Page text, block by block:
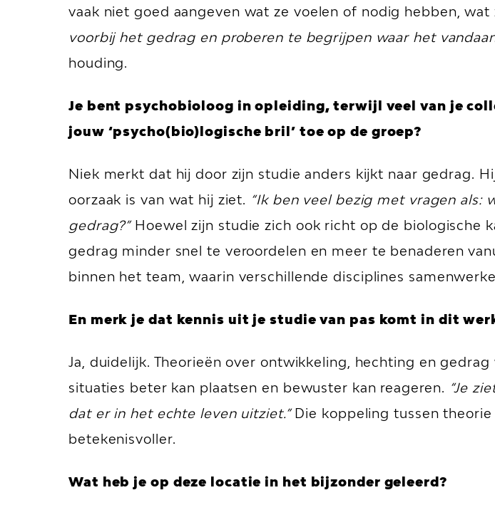
vaak niet goed aangeven wat ze voelen of nodig hebben,
voorbij het gedrag en proberen te begrijpen waar het
houding.
Je bent psychobioloog in opleiding, terwijl veel van je
jouw ‘psycho(bio)logische bril’ toe op de groep?
Niek merkt dat hij door zijn studie anders kijkt naar gedrag.
oorzaak is van wat hij ziet. “Ik ben veel bezig met vragen
gedrag?”Hoewel zijn studie zich ook richt op de biologische
gedrag minder snel te veroordelen en meer te benaderen
binnen het team, waarin verschillende disciplines
En merk je dat kennis uit je studie van pas komt in dit
Ja, duidelijk. Theorieën over ontwikkeling, hechting en
situaties beter kan plaatsen en bewuster kan reageren. “Je
dat er in het echte leven uitziet.”Die koppeling tussen
betekenisvoller.
Wat heb je op deze locatie in het bijzonder geleerd?